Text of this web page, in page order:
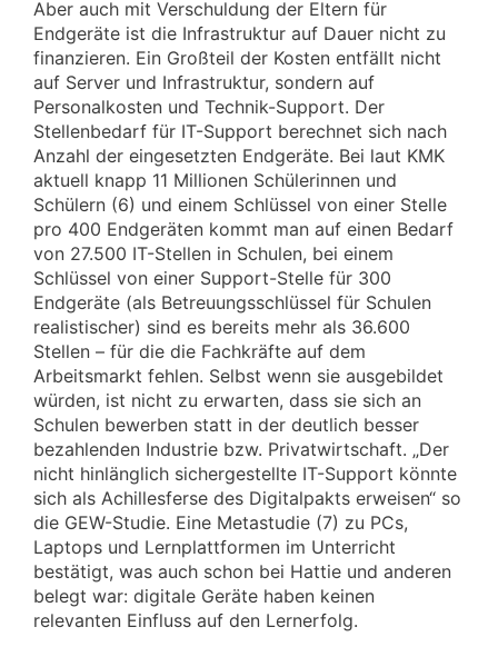
Aber auch mit Verschuldung der Eltern für
Endgeräte ist die Infrastruktur auf Dauer nicht zu
finanzieren. Ein Großteil der Kosten entfällt nicht
auf Server und Infrastruktur, sondern auf
Personalkosten und Technik-Support. Der
Stellenbedarf für IT-Support berechnet sich nach
Anzahl der eingesetzten Endgeräte. Bei laut KMK
aktuell knapp 11 Millionen Schülerinnen und
Schülern (6) und einem Schlüssel von einer Stelle
pro 400 Endgeräten kommt man auf einen Bedarf
von 27.500 IT-Stellen in Schulen, bei einem
Schlüssel von einer Support-Stelle für 300
Endgeräte (als Betreuungsschlüssel für Schulen
realistischer) sind es bereits mehr als 36.600
Stellen – für die die Fachkräfte auf dem
Arbeitsmarkt fehlen. Selbst wenn sie ausgebildet
würden, ist nicht zu erwarten, dass sie sich an
Schulen bewerben statt in der deutlich besser
bezahlenden Industrie bzw. Privatwirtschaft. „Der
nicht hinlänglich sichergestellte IT-Support könnte
sich als Achillesferse des Digitalpakts erweisen“ so
die GEW-Studie. Eine Metastudie (7) zu PCs,
Laptops und Lernplattformen im Unterricht
bestätigt, was auch schon bei Hattie und anderen
belegt war: digitale Geräte haben keinen
relevanten Einfluss auf den Lernerfolg.